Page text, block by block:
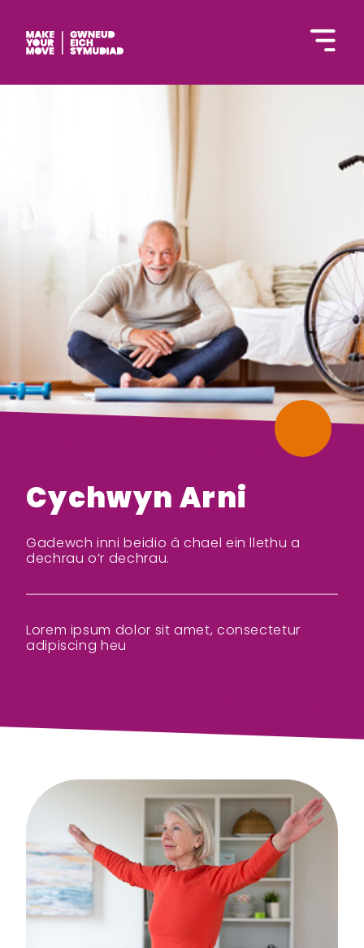
English
Cychwyn Arni
Gadewch inni beidio â chael ein llethu a
dechrau o’r dechrau.
Lorem ipsum dolor sit amet, consectetur
adipiscing heu